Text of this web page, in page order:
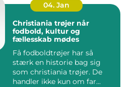
04. Jan
Christiania trøjer når
fodbold, kultur og
fællesskab mødes
Få fodboldtrøjer har så
stærk en historie bag sig
som christiania trøjer. De
handler ikke kun om far...